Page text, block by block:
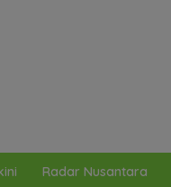
Radar Nusantara